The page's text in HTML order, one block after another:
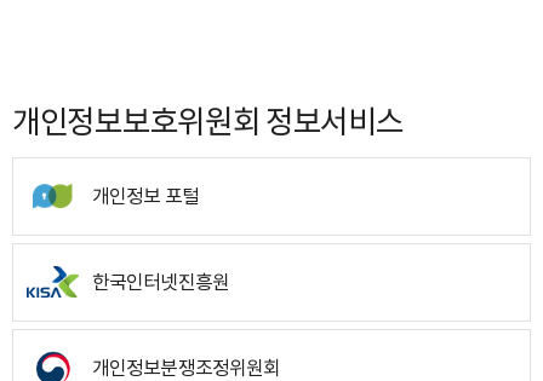
개인정보보호위원회 정보서비스
개인정보 포털
한국인터넷진흥원
개인정보분쟁조정위원회